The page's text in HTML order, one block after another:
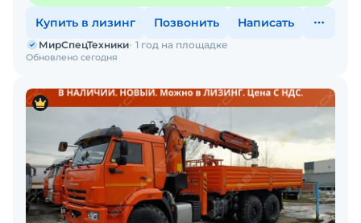
Купить в лизинг Позвонить Написать
Обновлено сегодня
МирСпецТехники 1 год на площадке